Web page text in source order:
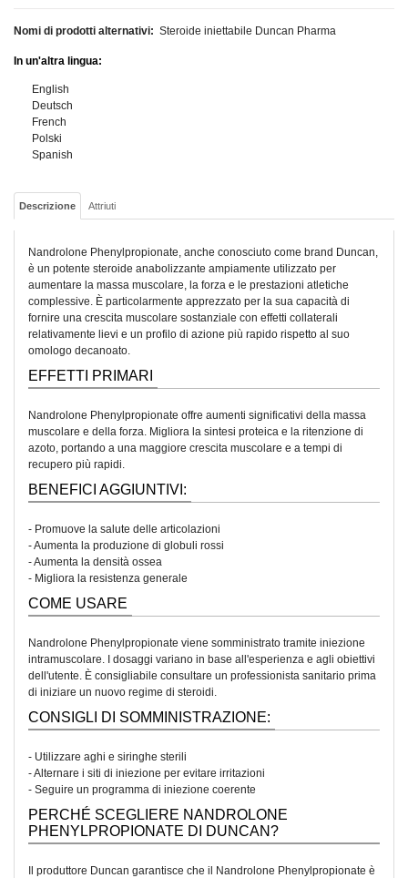
Nomi di prodotti alternativi: Steroide iniettabile Duncan Pharma
In un'altra lingua:
English
Deutsch
French
Polski
Spanish
Descrizione Attriuti
Nandrolone Phenylpropionate, anche conosciuto come brand Duncan,
è un potente steroide anabolizzante ampiamente utilizzato per
aumentare la massa muscolare, la forza e le prestazioni atletiche
complessive. È particolarmente apprezzato per la sua capacità di
fornire una crescita muscolare sostanziale con effetti collaterali
relativamente lievi e un profilo di azione più rapido rispetto al suo
omologo decanoato.
EFFETTI PRIMARI
Nandrolone Phenylpropionate offre aumenti significativi della massa
muscolare e della forza. Migliora la sintesi proteica e la ritenzione di
azoto, portando a una maggiore crescita muscolare e a tempi di
recupero più rapidi.
BENEFICI AGGIUNTIVI:
- Promuove la salute delle articolazioni
- Aumenta la produzione di globuli rossi
- Aumenta la densità ossea
- Migliora la resistenza generale
COME USARE
Nandrolone Phenylpropionate viene somministrato tramite iniezione
intramuscolare. I dosaggi variano in base all'esperienza e agli obiettivi
dell'utente. È consigliabile consultare un professionista sanitario prima
di iniziare un nuovo regime di steroidi.
CONSIGLI DI SOMMINISTRAZIONE:
- Utilizzare aghi e siringhe sterili
- Alternare i siti di iniezione per evitare irritazioni
- Seguire un programma di iniezione coerente
PERCHÉ SCEGLIERE NANDROLONE
PHENYLPROPIONATE DI DUNCAN?
Il produttore Duncan garantisce che il Nandrolone Phenylpropionate è